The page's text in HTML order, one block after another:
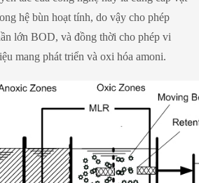
hệ bùn hoạt tính, do vậy cho phép
lớn BOD, và đồng thời cho phép vi
mang phát triển và oxi hóa amoni.